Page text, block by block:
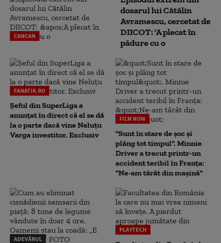
CANCAN
dosarul lui Cătălin
Avramescu, cercetat de
DIICOT: 'A plecat în
pădure cu o
FANATIK.RO
Șeful din SuperLiga a
anunțat în direct că el se dă
la o parte dacă vine Neluțu
Varga investitor. Exclusiv
FILM NOW
"Sunt în stare de șoc și
plâng tot timpul". Minnie
Driver a trecut printr-un
accident teribil în Franța:
"Ne-am târât din mașină"
ADEVĂRUL
PLAYTECH